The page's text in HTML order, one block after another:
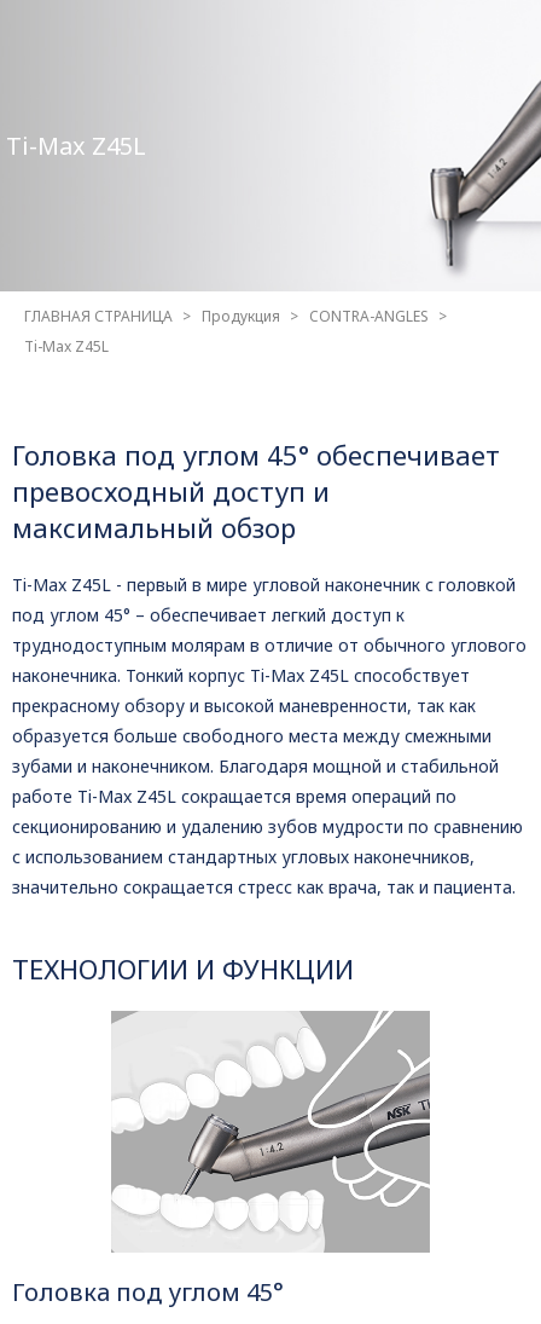
Ti-Max Z45L
ГЛАВНАЯ СТРАНИЦА Продукция
CONTRA-ANGLES
Ti-Max Z45L
Головка под углом 45° обеспечивает
превосходный доступ и
максимальный обзор
Ti-Max Z45L - первый в мире угловой наконечник с головкой
под углом 45° – обеспечивает легкий доступ к
труднодоступным молярам в отличие от обычного углового
наконечника. Тонкий корпус Ti-Max Z45L способствует
прекрасному обзору и высокой маневренности, так как
образуется больше свободного места между смежными
зубами и наконечником. Благодаря мощной и стабильной
работе Ti-Max Z45L сокращается время операций по
секционированию и удалению зубов мудрости по сравнению
с использованием стандартных угловых наконечников,
значительно сокращается стресс как врача, так и пациента.
ТЕХНОЛОГИИ И ФУНКЦИИ
Головка под углом 45°